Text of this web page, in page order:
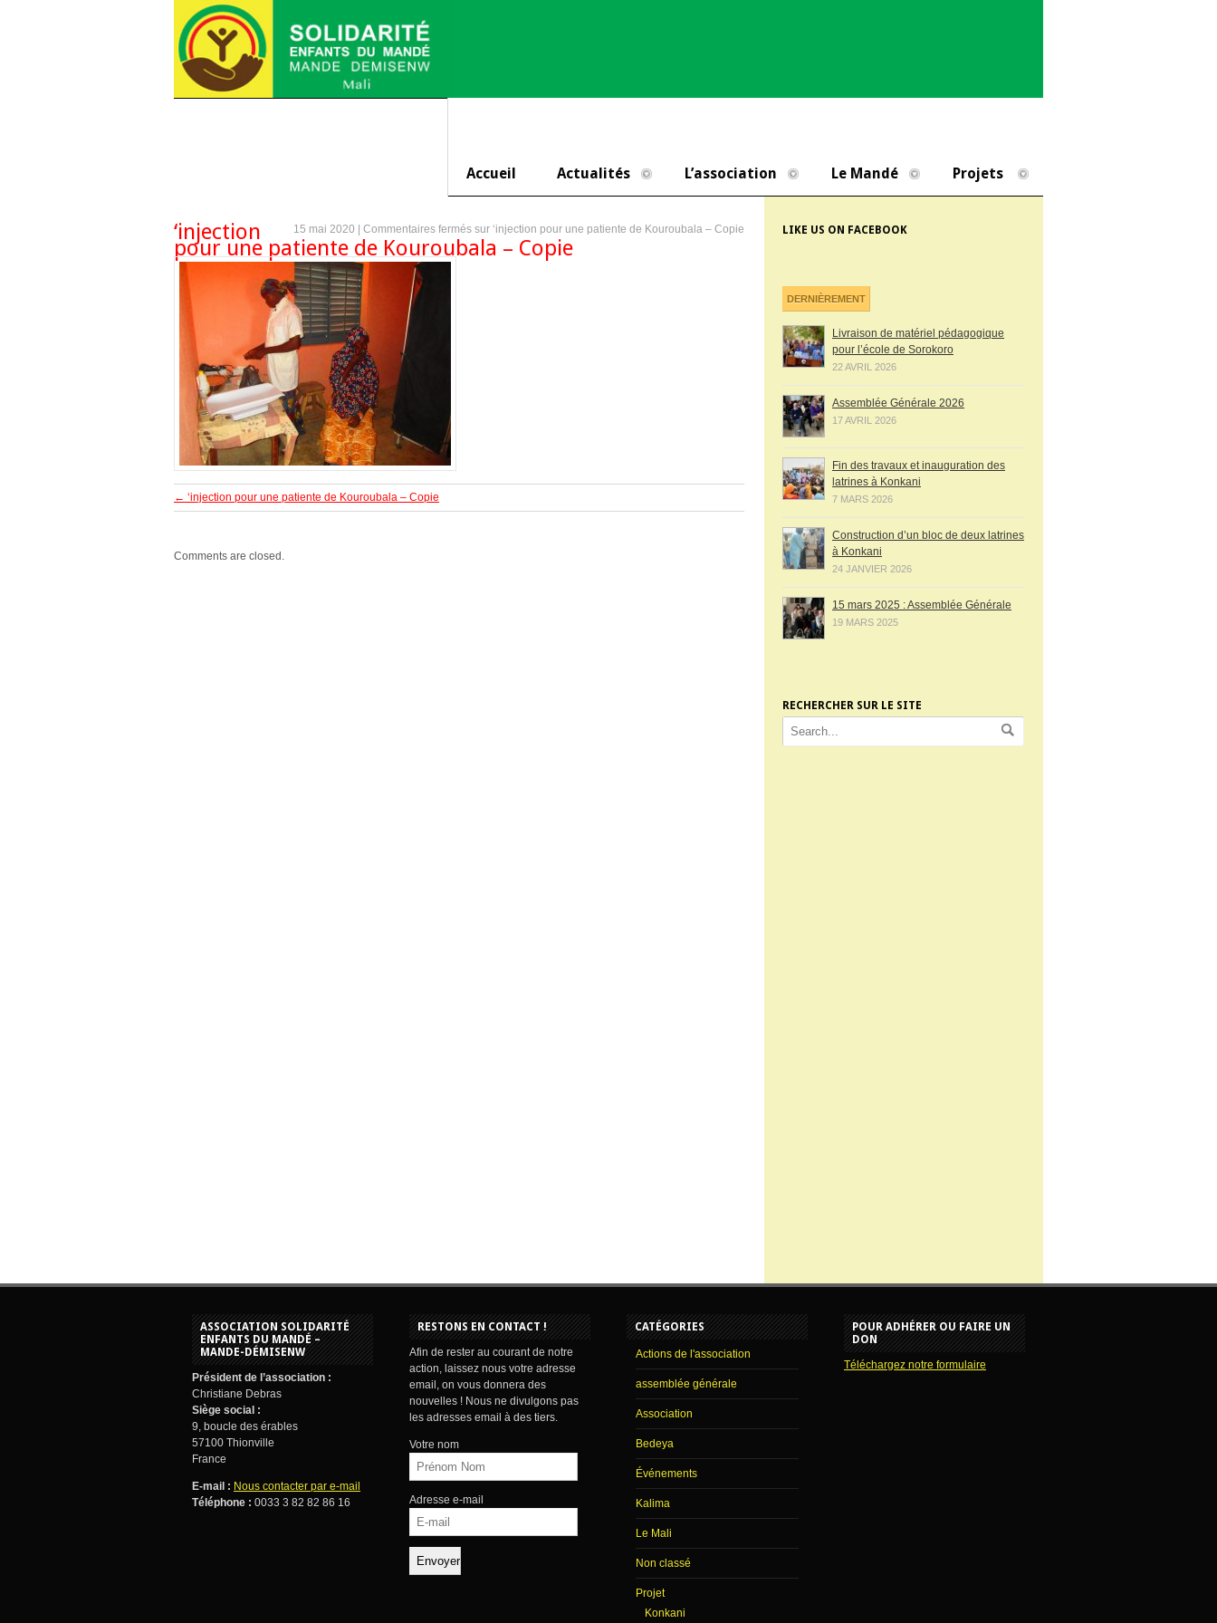
Accueil Actualités L’association Le Mandé Projets
15 mai 2020 | Commentaires fermés sur ‘injection pour une patiente de Kouroubala – Copie
‘injection
pour une patiente de Kouroubala – Copie
← ‘injection pour une patiente de Kouroubala – Copie
Comments are closed.
LIKE US ON FACEBOOK
DERNIÈREMENT
Livraison de matériel pédagogique
pour l’école de Sorokoro
22 AVRIL 2026
Assemblée Générale 2026
17 AVRIL 2026
Fin des travaux et inauguration des
latrines à Konkani
7 MARS 2026
Construction d’un bloc de deux latrines
à Konkani
24 JANVIER 2026
15 mars 2025 : Assemblée Générale
19 MARS 2025
RECHERCHER SUR LE SITE
ASSOCIATION SOLIDARITÉ
ENFANTS DU MANDÉ –
MANDE-DÉMISENW
Président de l’association :
Christiane Debras
Siège social :
9, boucle des érables
57100 Thionville
France
E-mail : Nous contacter par e-mail
Téléphone : 0033 3 82 82 86 16
RESTONS EN CONTACT !
Afin de rester au courant de notre
action, laissez nous votre adresse
email, on vous donnera des
nouvelles ! Nous ne divulgons pas
les adresses email à des tiers.
Votre nom
Adresse e-mail
CATÉGORIES
Actions de l'association
assemblée générale
Association
Bedeya
Événements
Kalima
Le Mali
Non classé
Projet
Konkani
POUR ADHÉRER OU FAIRE UN
DON
Téléchargez notre formulaire